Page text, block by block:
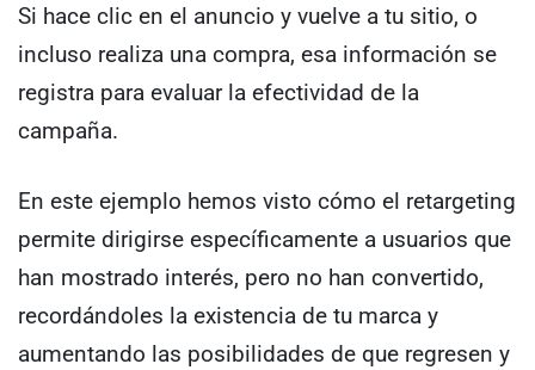
Si hace clic en el anuncio y vuelve a tu sitio, o
incluso realiza una compra, esa información se
registra para evaluar la efectividad de la
campaña.
En este ejemplo hemos visto cómo el retargeting
permite dirigirse específicamente a usuarios que
han mostrado interés, pero no han convertido,
recordándoles la existencia de tu marca y
aumentando las posibilidades de que regresen y